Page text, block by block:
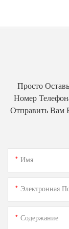
Просто
Номер
Отправить Вам
Имя
Электронная
Содержание